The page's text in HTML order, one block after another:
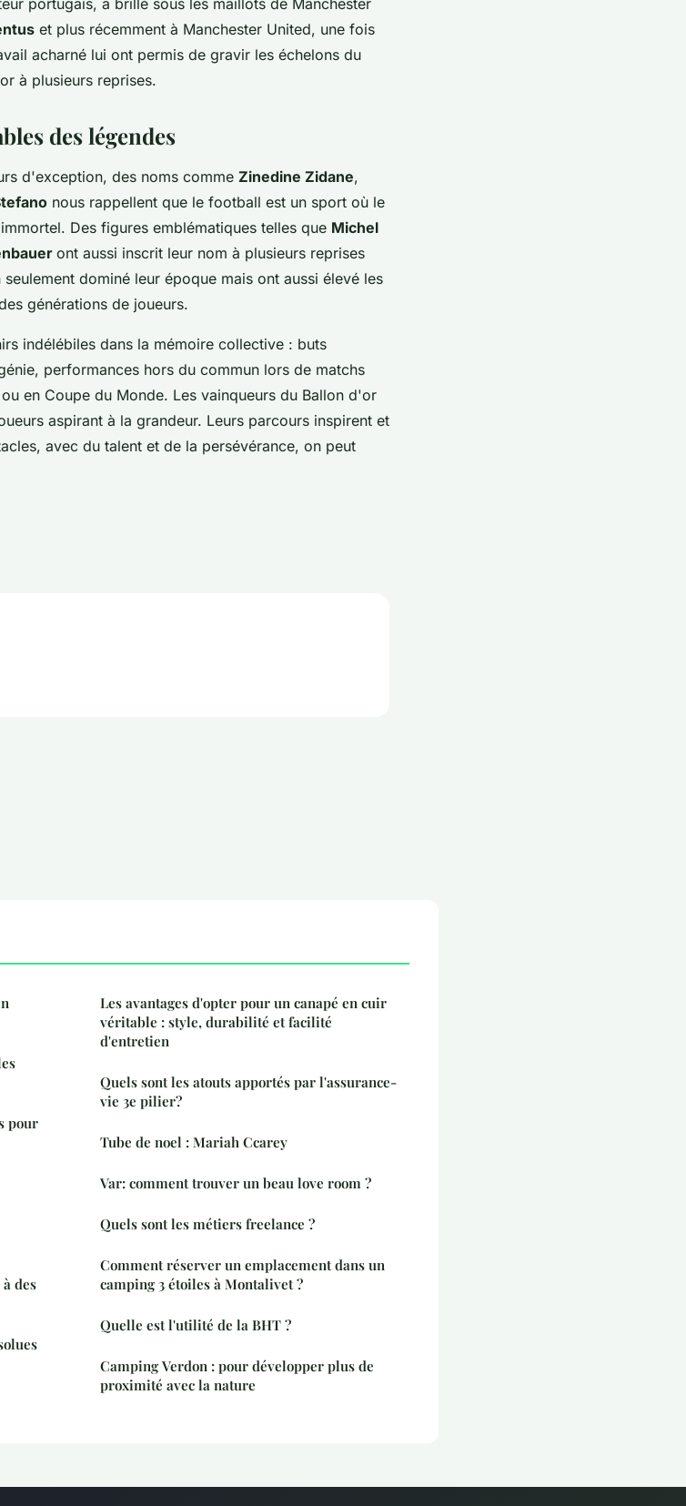
portugais, a brillé sous les maillots de Manchester
et plus récemment à Manchester United, une fois
acharné lui ont permis de gravir les échelons du
à plusieurs reprises.
des légendes
d'exception, des noms comme Zinedine Zidane,
nous rappellent que le football est un sport où le
Des figures emblématiques telles que Michel
ont aussi inscrit leur nom à plusieurs reprises
dominé leur époque mais ont aussi élevé les
générations de joueurs.
indélébiles dans la mémoire collective : buts
performances hors du commun lors de matchs
ou en Coupe du Monde. Les vainqueurs du Ballon d'or
aspirant à la grandeur. Leurs parcours inspirent et
avec du talent et de la persévérance, on peut
pour
des
Les avantages d'opter pour un canapé en cuir
véritable : style, durabilité et facilité
d'entretien
Quels sont les atouts apportés par l'assurance-
vie 3e pilier?
Tube de noel : Mariah Ccarey
Var: comment trouver un beau love room ?
Quels sont les métiers freelance ?
Comment réserver un emplacement dans un
camping 3 étoiles à Montalivet ?
Quelle est l'utilité de la BHT ?
Camping Verdon : pour développer plus de
proximité avec la nature